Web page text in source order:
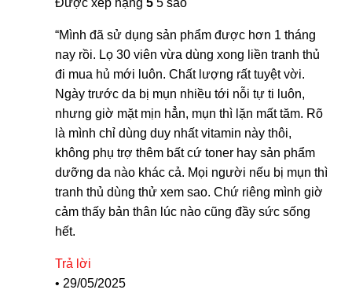
Được xếp hạng 5 5 sao
“Mình đã sử dụng sản phẩm được hơn 1 tháng
nay rồi. Lọ 30 viên vừa dùng xong liền tranh thủ
đi mua hủ mới luôn. Chất lượng rất tuyệt vời.
Ngày trước da bị mụn nhiều tới nỗi tự ti luôn,
nhưng giờ mặt mịn hẳn, mụn thì lặn mất tăm. Rõ
là mình chỉ dùng duy nhất vitamin này thôi,
không phụ trợ thêm bất cứ toner hay sản phẩm
dưỡng da nào khác cả. Mọi người nếu bị mụn thì
tranh thủ dùng thử xem sao. Chứ riêng mình giờ
cảm thấy bản thân lúc nào cũng đầy sức sống
hết.
Trả lời
• 29/05/2025